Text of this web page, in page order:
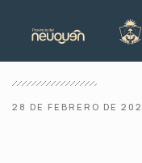
28 DE FEBRERO DE